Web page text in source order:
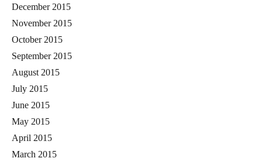
December 2015
November 2015
October 2015
September 2015
August 2015
July 2015
June 2015
May 2015
April 2015
March 2015